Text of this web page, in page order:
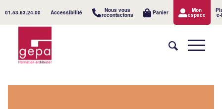
01.53.63.24.00 Accessibilité Nous vous
recontactons Panier Mon
espace